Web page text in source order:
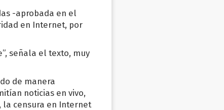
-aprobada en el
en Internet, por
señala el texto, muy
de manera
noticias en vivo,
la censura en Internet